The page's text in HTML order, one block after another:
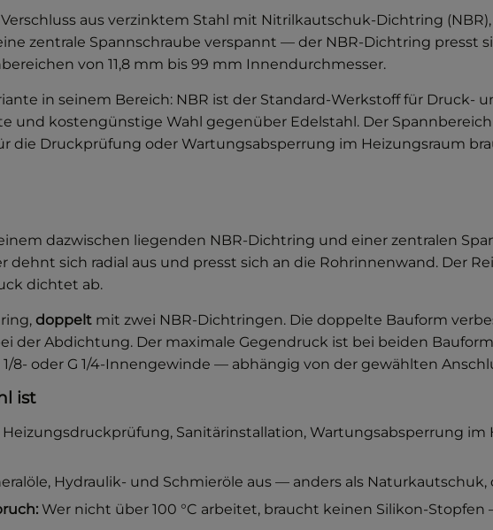
aus verzinktem Stahl mit Nitrilkautschuk-Dichtring
zentrale Spannschraube verspannt — der NBR-Dichtring presst
von 11,8 mm bis 99 mm Innendurchmesser.
in seinem Bereich: NBR ist der Standard-Werkstoff für Druck-
und kostengünstige Wahl gegenüber Edelstahl. Der Spannbereich
die Druckprüfung oder Wartungsabsperrung im Heizungsraum
dazwischen liegenden NBR-Dichtring und einer zentralen
sich radial aus und presst sich an die Rohrinnenwand. Der
dichtet ab.
doppelt mit zwei NBR-Dichtringen. Die doppelte Bauform
Abdichtung. Der maximale Gegendruck ist bei beiden
8- oder G 1/4-Innengewinde — abhängig von der gewählten
ist
Heizungsdruckprüfung, Sanitärinstallation, Wartungsabsperrung im
Hydraulik- und Schmieröle aus — anders als
Wer nicht über 100 °C arbeitet, braucht keinen Silikon-